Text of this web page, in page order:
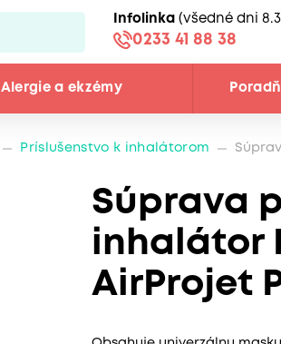
Infolinka (všedné dni
0233 41 88 38
Alergie a ekzémy
Príslušenstvo k inhalátorom
Súprava
inhalátor
AirProjet